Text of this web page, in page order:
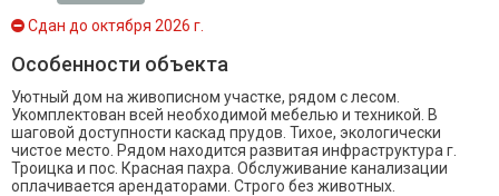
Сдан до октября 2026 г.
Особенности объекта
Уютный дом на живописном участке, рядом с лесом.
Укомплектован всей необходимой мебелью и техникой. В
шаговой доступности каскад прудов. Тихое, экологически
чистое место. Рядом находится развитая инфраструктура г.
Троицка и пос. Красная пахра. Обслуживание канализации
оплачивается арендаторами. Строго без животных.